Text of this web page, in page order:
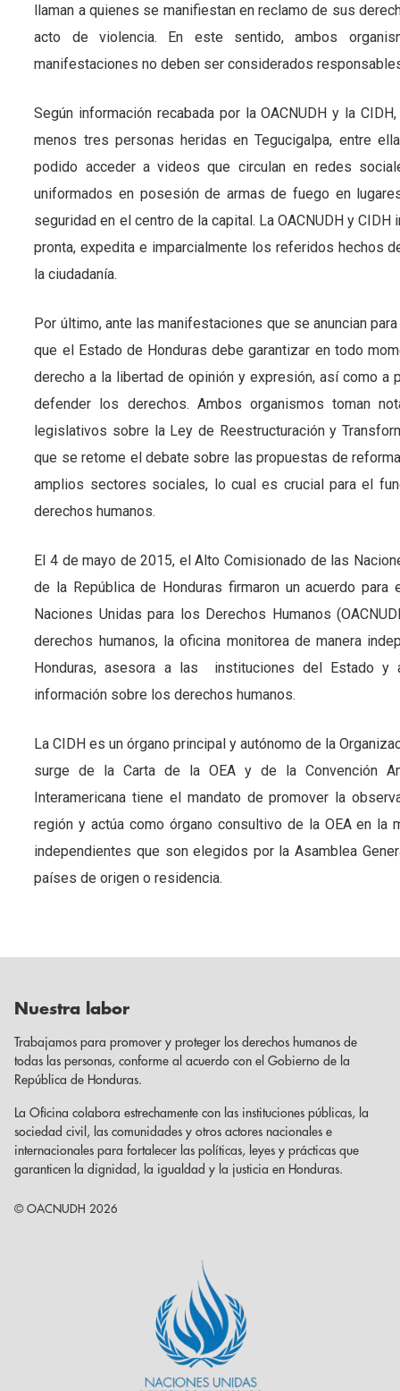
llaman a quienes se manifiestan en reclamo de sus
acto de violencia. En este sentido, ambos
manifestaciones no deben ser considerados
Según información recabada por la OACNUDH y la
menos tres personas heridas en Tegucigalpa, entre
podido acceder a videos que circulan en redes
uniformados en posesión de armas de fuego en
seguridad en el centro de la capital. La OACNUDH y
pronta, expedita e imparcialmente los referidos hechos
la ciudadanía.
Por último, ante las manifestaciones que se anuncian
que el Estado de Honduras debe garantizar en todo
derecho a la libertad de opinión y expresión, así como
defender los derechos. Ambos organismos toman
legislativos sobre la Ley de Reestructuración y
que se retome el debate sobre las propuestas de
amplios sectores sociales, lo cual es crucial para el
derechos humanos.
El 4 de mayo de 2015, el Alto Comisionado de las
de la República de Honduras firmaron un acuerdo
Naciones Unidas para los Derechos Humanos
derechos humanos, la oficina monitorea de manera
Honduras, asesora a las instituciones del Estado
información sobre los derechos humanos.
La CIDH es un órgano principal y autónomo de la
surge de la Carta de la OEA y de la Convención
Interamericana tiene el mandato de promover la
región y actúa como órgano consultivo de la OEA en la
independientes que son elegidos por la Asamblea
países de origen o residencia.
Nuestra labor
Trabajamos para promover y proteger los derechos humanos de
todas las personas, conforme al acuerdo con el Gobierno de la
República de Honduras.
La Oficina colabora estrechamente con las instituciones públicas, la
sociedad civil, las comunidades y otros actores nacionales e
internacionales para fortalecer las políticas, leyes y prácticas que
garanticen la dignidad, la igualdad y la justicia en Honduras.
© OACNUDH 2026